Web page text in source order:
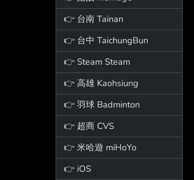
👉 台南 Tainan
👉 台中 TaichungBun
👉 Steam Steam
👉 高雄 Kaohsiung
👉 羽球 Badminton
👉 超商 CVS
👉 米哈遊 miHoYo
👉 iOS